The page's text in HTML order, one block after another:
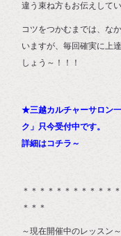
違う束ね方もお伝えしてい
コツをつかむまでは、な
いますが、毎回確実に上
しょう～！！！
★三越カルチャーサロン
ク」只今受付中です。
詳細はコチラ～
＊＊＊＊＊＊＊＊＊＊＊
＊＊＊
～現在開催中のレッスン～